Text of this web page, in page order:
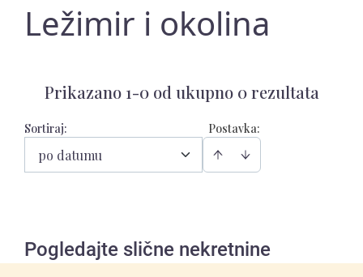
Ležimir i okolina
Prikazano 1-0 od ukupno 0 rezultata
Postavka:
Sortiraj:
po datumu
Pogledajte slične nekretnine